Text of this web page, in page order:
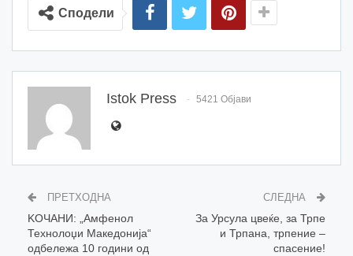
Сподели
Istok Press 5421 Објави
ПРЕТХОДНА
KOЧАНИ: „Амфенол
Технолоџи Македонија“
одбележа 10 години од
СЛЕДНА
За Урсула цвеќе, за Трпе
и Трпана, трпение –
спасение!